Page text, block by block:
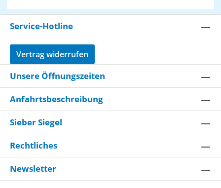
Service-Hotline
Vertrag widerrufen
Unsere Öffnungszeiten
Anfahrtsbeschreibung
Sieber Siegel
Rechtliches
Newsletter